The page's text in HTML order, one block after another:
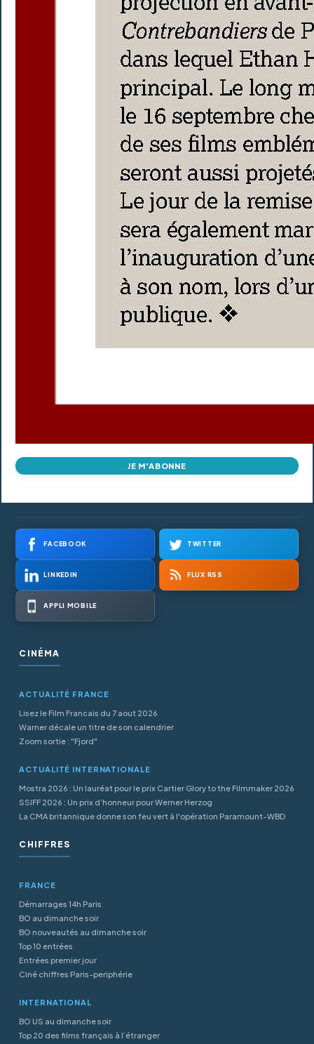
JE M'ABONNE
FACEBOOK TWITTER
LINKEDIN FLUX RSS
APPLI MOBILE
CINÉMA
ACTUALITÉ FRANCE
Lisez le Film Francais du 7 aout 2026
Warner décale un titre de son calendrier
Zoom sortie : "Fjord"
ACTUALITÉ INTERNATIONALE
Mostra 2026 : Un lauréat pour le prix Cartier Glory to the Filmmaker 2026
SSIFF 2026 : Un prix d’honneur pour Werner Herzog
La CMA britannique donne son feu vert à l'opération Paramount-WBD
CHIFFRES
FRANCE
Démarrages 14h Paris
BO au dimanche soir
BO nouveautés au dimanche soir
Top 10 entrées
Entrées premier jour
Ciné chiffres Paris-periphérie
INTERNATIONAL
BO US au dimanche soir
Top 20 des films français à l’étranger